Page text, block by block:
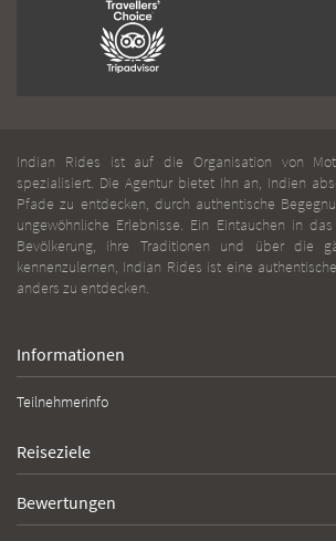
Indian Rides ist auf die Organisation von
spezialisiert. Die Agentur bietet Ihn an, Indien
Pfade zu entdecken, durch authentische
ungewöhnliche Erlebnisse. Ein Eintauchen in
Bevölkerung, ihre Traditionen und über die
kennenzulernen, Indian Rides ist eine
anders zu entdecken.
Informationen
Teilnehmerinfo
Reiseziele
Bewertungen